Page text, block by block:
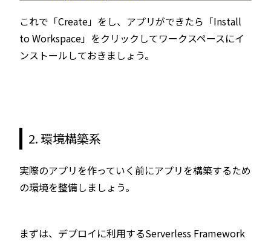
これで「Create」をし、アプリができたら「Install
to Workspace」をクリックしてワークスペースにイ
ンストールしておきましょう。
2. 環境構築系
実際のアプリを作っていく前にアプリを構築するため
の環境を整備しましょう。
まずは、デプロイに利用するServerless Framework